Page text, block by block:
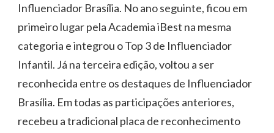
Influenciador Brasília. No ano seguinte, ficou em
primeiro lugar pela Academia iBest na mesma
categoria e integrou o Top 3 de Influenciador
Infantil. Já na terceira edição, voltou a ser
reconhecida entre os destaques de Influenciador
Brasília. Em todas as participações anteriores,
recebeu a tradicional placa de reconhecimento